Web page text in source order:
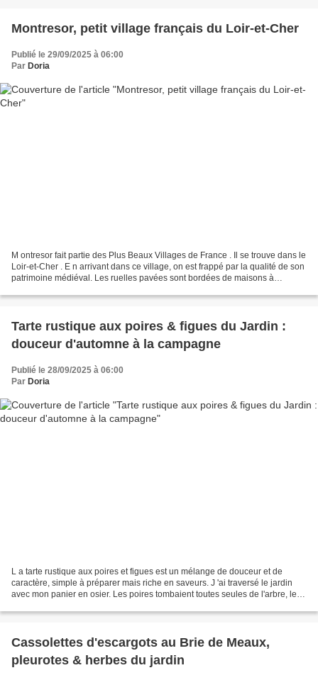
Montresor, petit village français du Loir-et-Cher
Publié le 29/09/2025 à 06:00
Par Doria
M ontresor fait partie des Plus Beaux Villages de France . Il se trouve dans le
Loir-et-Cher . E n arrivant dans ce village, on est frappé par la qualité de son
patrimoine médiéval. Les ruelles pavées sont bordées de maisons à
Tarte rustique aux poires & figues du Jardin :
douceur d'automne à la campagne
Publié le 28/09/2025 à 06:00
Par Doria
L a tarte rustique aux poires et figues est un mélange de douceur et de
caractère, simple à préparer mais riche en saveurs. J 'ai traversé le jardin
avec mon panier en osier. Les poires tombaient toutes seules de l'arbre, les
Cassolettes d'escargots au Brie de Meaux,
pleurotes & herbes du jardin